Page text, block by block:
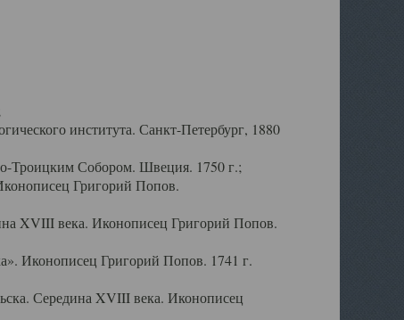
института. Санкт-Петербург, 1880
Троицким Собором. Швеция. 1750 г.;
Григорий Попов.
XVIII века. Иконописец Григорий Попов.
Иконописец Григорий Попов. 1741 г.
Середина XVIII века. Иконописец